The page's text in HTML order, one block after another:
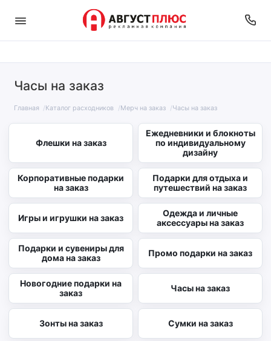
Часы на заказ
Главная Каталог расходников Мерч на заказ Часы на заказ
Флешки на заказ
Ежедневники и блокноты
по индивидуальному
дизайну
Корпоративные подарки
на заказ
Подарки для отдыха и
путешествий на заказ
Игры и игрушки на заказ
Одежда и личные
аксессуары на заказ
Подарки и сувениры для
дома на заказ
Промо подарки на заказ
Новогодние подарки на
заказ
Часы на заказ
Зонты на заказ Сумки на заказ